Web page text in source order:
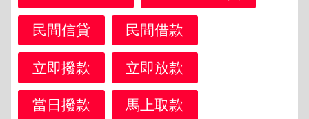
民間信貸 民間借款
立即撥款 立即放款
當日撥款 馬上取款